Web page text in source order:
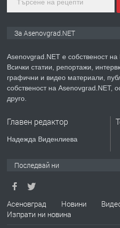
ПРЕДЛАГА ремонт на
За Asenovgrad.NET
Asenovgrad.NET е собственост
Всички статии, репортажи,
графични и видео материали,
собственост на Asenovgrad.NET,
друго.
Главен редактор
Надежда Виденлиева
Последвай ни
Асеновград Новини
Изпрати ни новина